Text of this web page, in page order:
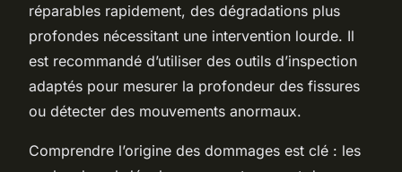
réparables rapidement, des dégradations plus
profondes nécessitant une intervention lourde. Il
est recommandé d’utiliser des outils d’inspection
adaptés pour mesurer la profondeur des fissures
ou détecter des mouvements anormaux.
Comprendre l’origine des dommages est clé : les